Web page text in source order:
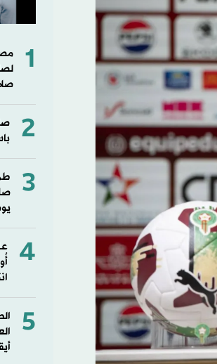
1
2
3
4
5